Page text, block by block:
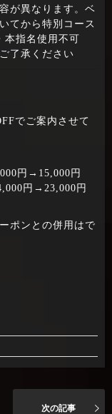
が異なります。ベ
てから特別コース
本指名使用不可
了承ください
でご案内させて
円→15,000円
円→23,000円
ポンとの併用はで
次の記事